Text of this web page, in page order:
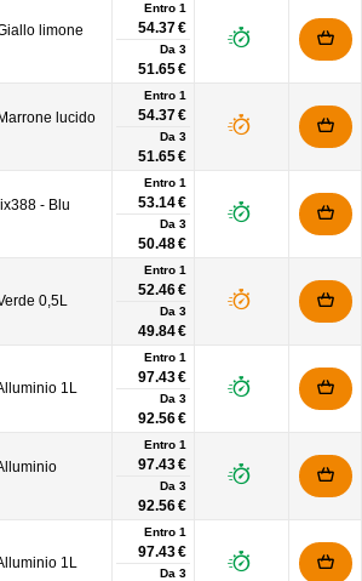
limone
Entro 1
54.37 €
Da 3
51.65 €
lucido
Entro 1
54.37 €
Da 3
51.65 €
- Blu
Entro 1
53.14 €
Da 3
50.48 €
0,5L
Entro 1
52.46 €
Da 3
49.84 €
1L
Entro 1
97.43 €
Da 3
92.56 €
Entro 1
97.43 €
Da 3
92.56 €
1L
Entro 1
97.43 €
Da 3